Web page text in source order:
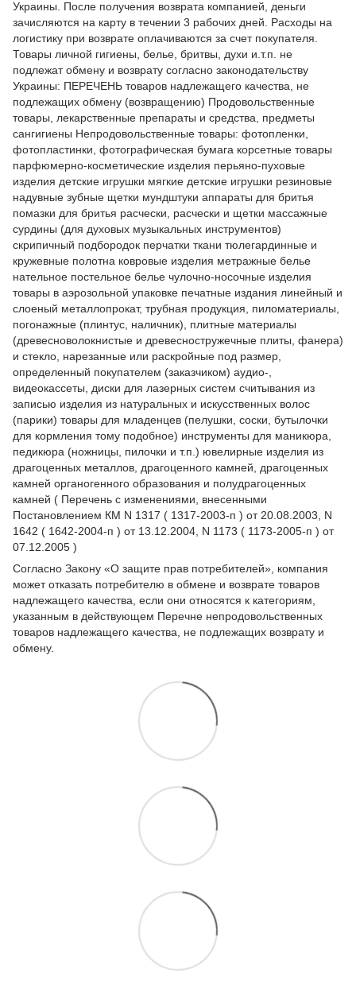
Украины. После получения возврата компанией, деньги
зачисляются на карту в течении 3 рабочих дней. Расходы на
логистику при возврате оплачиваются за счет покупателя.
Товары личной гигиены, белье, бритвы, духи и.т.п. не
подлежат обмену и возврату согласно законодательству
Украины: ПЕРЕЧЕНЬ товаров надлежащего качества, не
подлежащих обмену (возвращению) Продовольственные
товары, лекарственные препараты и средства, предметы
сангигиены Непродовольственные товары: фотопленки,
фотопластинки, фотографическая бумага корсетные товары
парфюмерно-косметические изделия перьяно-пуховые
изделия детские игрушки мягкие детские игрушки резиновые
надувные зубные щетки мундштуки аппараты для бритья
помазки для бритья расчески, расчески и щетки массажные
сурдины (для духовых музыкальных инструментов)
скрипичный подбородок перчатки ткани тюлегардинные и
кружевные полотна ковровые изделия метражные белье
нательное постельное белье чулочно-носочные изделия
товары в аэрозольной упаковке печатные издания линейный и
слоеный металлопрокат, трубная продукция, пиломатериалы,
погонажные (плинтус, наличник), плитные материалы
(древесноволокнистые и древесностружечные плиты, фанера)
и стекло, нарезанные или раскройные под размер,
определенный покупателем (заказчиком) аудио-,
видеокассеты, диски для лазерных систем считывания из
записью изделия из натуральных и искусственных волос
(парики) товары для младенцев (пелушки, соски, бутылочки
для кормления тому подобное) инструменты для маникюра,
педикюра (ножницы, пилочки и т.п.) ювелирные изделия из
драгоценных металлов, драгоценного камней, драгоценных
камней органогенного образования и полудрагоценных
камней ( Перечень с изменениями, внесенными
Постановлением КМ N 1317 ( 1317-2003-п ) от 20.08.2003, N
1642 ( 1642-2004-п ) от 13.12.2004, N 1173 ( 1173-2005-п ) от
07.12.2005 )
Согласно Закону «О защите прав потребителей» , компания
может отказать потребителю в обмене и возврате товаров
надлежащего качества, если они относятся к категориям,
указанным в действующем Перечне непродовольственных
товаров надлежащего качества, не подлежащих возврату и
обмену.